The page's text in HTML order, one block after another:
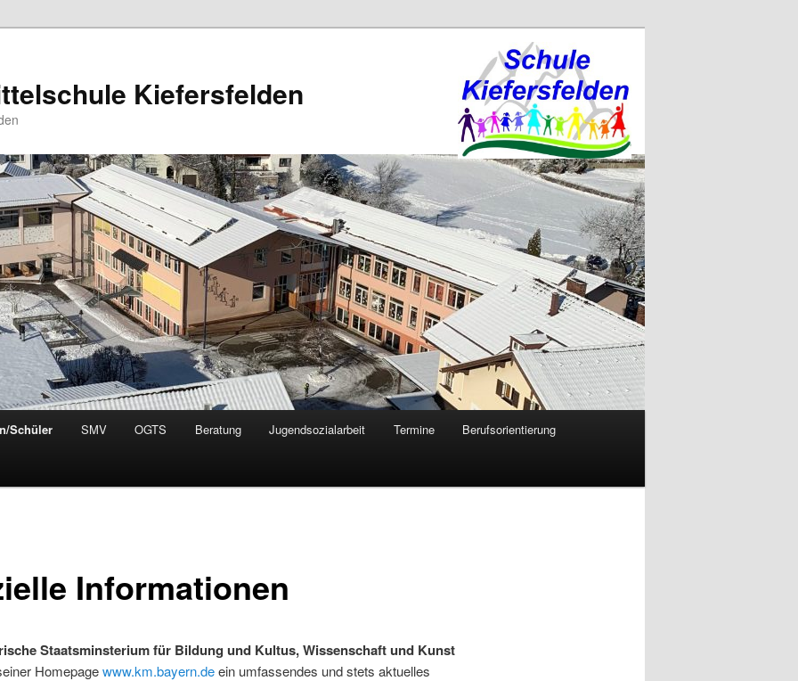
Kiefersfelden
Schüler SMV OGTS Beratung Jugendsozialarbeit Termine Berufsorientierung
Informationen
Staatsminsterium für Bildung und Kultus, Wissenschaft und Kunst
Homepagewww.km.bayern.deein umfassendes und stets aktuelles